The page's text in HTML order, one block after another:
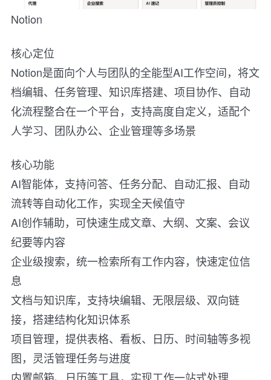
Notion
核心定位
Notion是面向个人与团队的全能型AI工作空间，将文
档编辑、任务管理、知识库搭建、项目协作、自动
化流程整合在一个平台，支持高度自定义，适配个
人学习、团队办公、企业管理等多场景
核心功能
AI智能体，支持问答、任务分配、自动汇报、自动
流转等自动化工作，实现全天候值守
AI创作辅助，可快速生成文章、大纲、文案、会议
纪要等内容
企业级搜索，统一检索所有工作内容，快速定位信
息
文档与知识库，支持块编辑、无限层级、双向链
接，搭建结构化知识体系
项目管理，提供表格、看板、日历、时间轴等多视
图，灵活管理任务与进度